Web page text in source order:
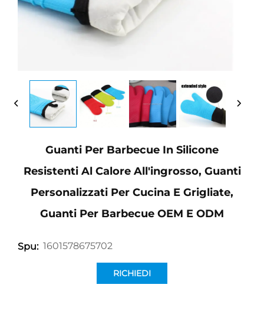
Guanti Per Barbecue In Silicone
Resistenti Al Calore All'ingrosso, Guanti
Personalizzati Per Cucina E Grigliate,
Guanti Per Barbecue OEM E ODM
Spu: 1601578675702
RICHIEDI